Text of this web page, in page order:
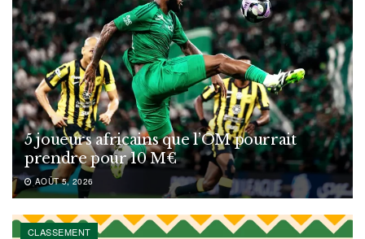
5 joueurs africains que l’OM pourrait
prendre pour 10 M€
AOÛT 5, 2026
CLASSEMENT